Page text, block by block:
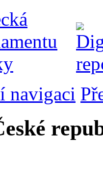
navigaci